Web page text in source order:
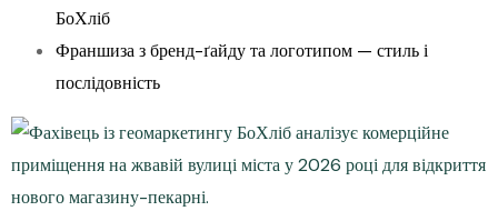
БоХліб
Франшиза з бренд-ґайду та логотипом — стиль і
послідовність